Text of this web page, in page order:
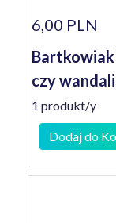
6,00 PLN
czy
1 produkt/y
Dodaj do